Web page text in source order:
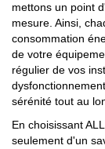
mettons un point
mesure. Ainsi,
consommation
de votre
régulier de vos
sérénité tout au
En choisissant
seulement d'un